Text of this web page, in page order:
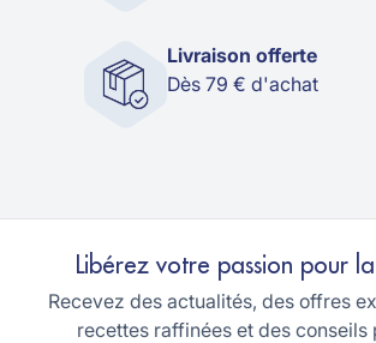
Livraison offerte
Dès 79 € d'achat
Libérez votre passion pour
Recevez des actualités, des offres
recettes raffinées et des conseils